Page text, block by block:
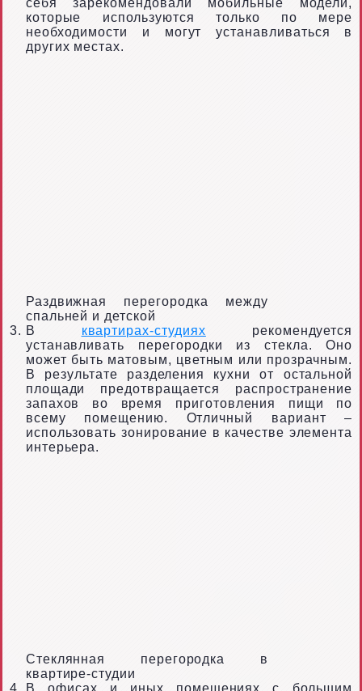
себя зарекомендовали мобильные модели,
которые используются только по мере
необходимости и могут устанавливаться в
других местах.
Раздвижная перегородка между
спальней и детской
В квартирах-студиях рекомендуется
устанавливать перегородки из стекла. Оно
может быть матовым, цветным или прозрачным.
В результате разделения кухни от остальной
площади предотвращается распространение
запахов во время приготовления пищи по
всему помещению. Отличный вариант –
использовать зонирование в качестве элемента
интерьера.
Стеклянная перегородка в
квартире-студии
В офисах и иных помещениях с большим